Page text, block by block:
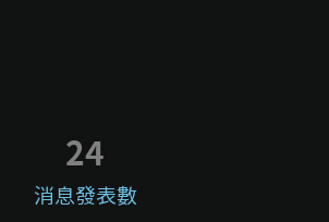
消息發表數
24